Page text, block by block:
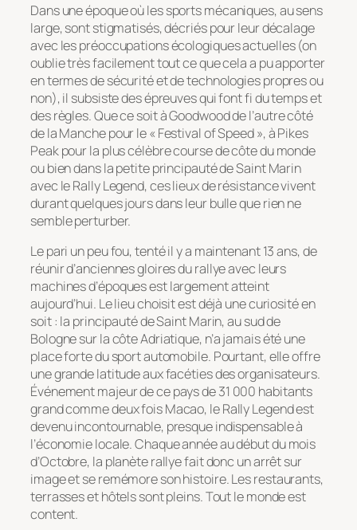
Dans une époque où les sports mécaniques, au sens
large, sont stigmatisés, décriés pour leur décalage
avec les préoccupations écologiques actuelles (on
oublie très facilement tout ce que cela a pu apporter
en termes de sécurité et de technologies propres ou
non), il subsiste des épreuves qui font fi du temps et
des règles. Que ce soit à Goodwood de l’autre côté
de la Manche pour le « Festival of Speed », à Pikes
Peak pour la plus célèbre course de côte du monde
ou bien dans la petite principauté de Saint Marin
avec le Rally Legend, ces lieux de résistance vivent
durant quelques jours dans leur bulle que rien ne
semble perturber.
Le pari un peu fou, tenté il y a maintenant 13 ans, de
réunir d’anciennes gloires du rallye avec leurs
machines d’époques est largement atteint
aujourd’hui. Le lieu choisit est déjà une curiosité en
soit : la principauté de Saint Marin, au sud de
Bologne sur la côte Adriatique, n’a jamais été une
place forte du sport automobile. Pourtant, elle offre
une grande latitude aux facéties des organisateurs.
Événement majeur de ce pays de 31 000 habitants
grand comme deux fois Macao, le Rally Legend est
devenu incontournable, presque indispensable à
l’économie locale. Chaque année au début du mois
d’Octobre, la planète rallye fait donc un arrêt sur
image et se remémore son histoire. Les restaurants,
terrasses et hôtels sont pleins. Tout le monde est
content.